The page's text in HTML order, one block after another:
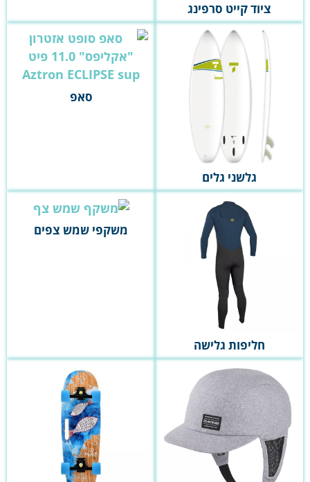
ציוד קייט סרפינג
גלשני גלים
סאפ
חליפות גלישה
משקפי שמש צפים